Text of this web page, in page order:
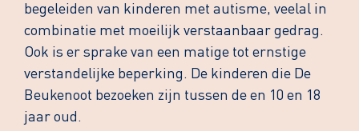
begeleiden van kinderen met autisme, veelal in
combinatie met moeilijk verstaanbaar gedrag.
Ook is er sprake van een matige tot ernstige
verstandelijke beperking. De kinderen die De
Beukenoot bezoeken zijn tussen de en 10 en 18
jaar oud.